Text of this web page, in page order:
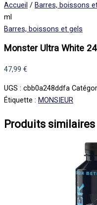
Accueil / Barres, boissons
ml
Barres, boissons et gels
Monster Ultra White
47,99 €
UGS : cbb0a248ddfa
Étiquette : MONSIEUR
Produits similaires